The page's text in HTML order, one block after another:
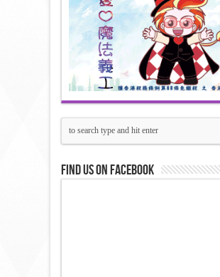
Find us on Facebook